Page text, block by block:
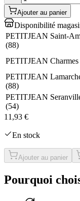
Ajouter au panier
Disponibilité
PETITJEAN Saint-
(88)
PETITJEAN Charmes
PETITJEAN
(88)
PETITJEAN
(54)
11,93 €
En stock
Ajouter au panier
Pourquoi